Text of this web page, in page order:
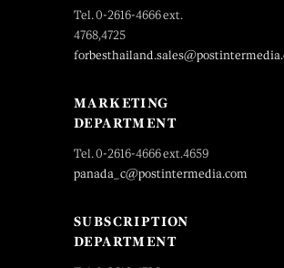
Tel. 0-2616-4666 ext.
4768,4725
MARKETING
DEPARTMENT
Tel. 0-2616-4666 ext.4659
panada_c@postintermedia.com
SUBSCRIPTION
DEPARTMENT